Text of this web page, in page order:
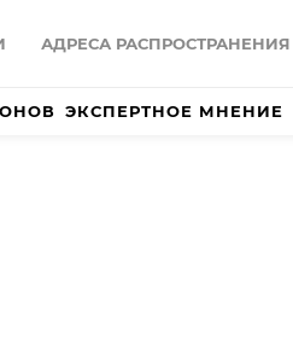
АДРЕСА РАСПРОСТРАНЕНИЯ
ЭКСПЕРТНОЕ МНЕНИЕ